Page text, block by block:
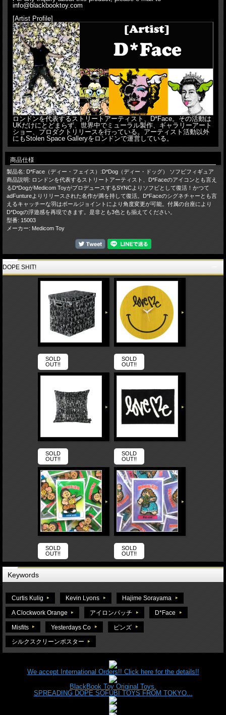
info@blackbooktoy.com
[Artist Profile]
ロンドンを代表するストリートアーティスト、D*Face。その活動は
UKだけにとどまらず、世界中でミューラル製作、ギャラリーアート
ショー、プロダクトリリースを行っている。アーティスト活動以外
にもStolen Space Galleryをロンドンで運営している。
商品仕様
製品名: D*Face（ディー・フェイス）:D*Dog（ディー・ドッグ） ソフビフィギュア
商品説明: ロンドンを代表するストリートアーティスト、D*Faceのアイコンとも言え
るD*DogがMedicom ToyがプロデュースするSYNCよりソフビとして復活！かつて
adFuntureよりリリースされた名作が満を持して復活。D*Faceのシグネチャーとも言
えるキャッチーな羽はボールジョイントにより角度変更が可能。付属の台座により
D*Dogの浮遊感を再現できます。是非とも3色とも揃えてください。
型番: 15003
メーカー: Medicom Toy
DOPE SHIT!
SOLD
OUT!!
SOLD
OUT!!
SOLD
OUT!!
SOLD
OUT!!
SOLD
OUT!!
SOLD
OUT!!
Keywords
Curtis Kulig Kevin Lyons Hajime Sorayama
A Clockwork Orange アイロンパッチ D*Face
Misfits Yesterdays Co ピンズ
シルクスクリーンポスター
We accept International Orders!! Click here for the details!!
BlackBook Toy Original Toys.
SPREADING DOPE SOFUBI TOYS FROM TOKYO...